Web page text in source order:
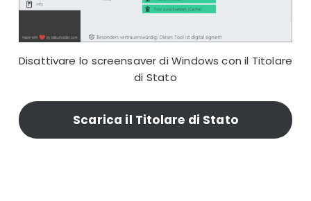
Disattivare lo screensaver di Windows con il Titolare
di Stato
Scarica il Titolare di Stato